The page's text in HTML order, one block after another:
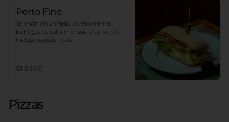
Porto Fino
Salmón ahumado, queso crema,
lechuga, cebolla morada y ají verde.
Incluye papas fritas.
$10.990
Pizzas